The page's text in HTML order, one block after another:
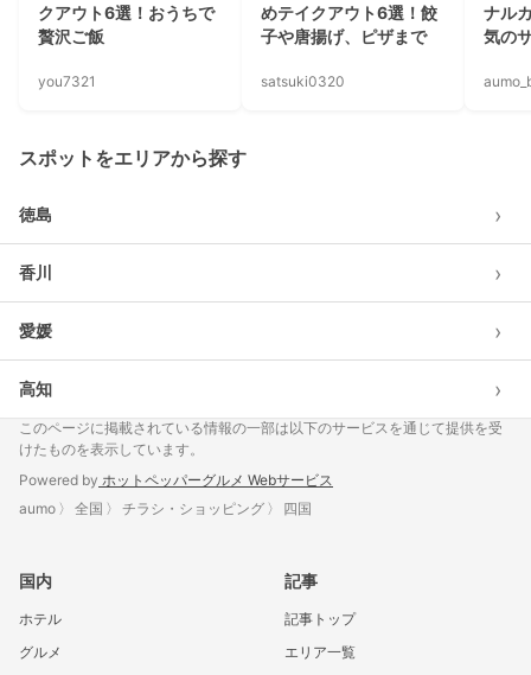
クアウト6選！おうちで
贅沢ご飯
you7321
めテイクアウト6選！餃
子や唐揚げ、ピザまで
satsuki0320
ナル
気の
スポットをエリアから探す
徳島 ›
香川 ›
愛媛 ›
高知 ›
このページに掲載されている情報の一部は以下のサービスを通じて提供を受
けたものを表示しています。
Powered by ホットペッパーグルメ Webサービス
aumo
全国 チラシ・ショッピング 四国
国内
ホテル
グルメ
記事
記事トップ
エリア一覧